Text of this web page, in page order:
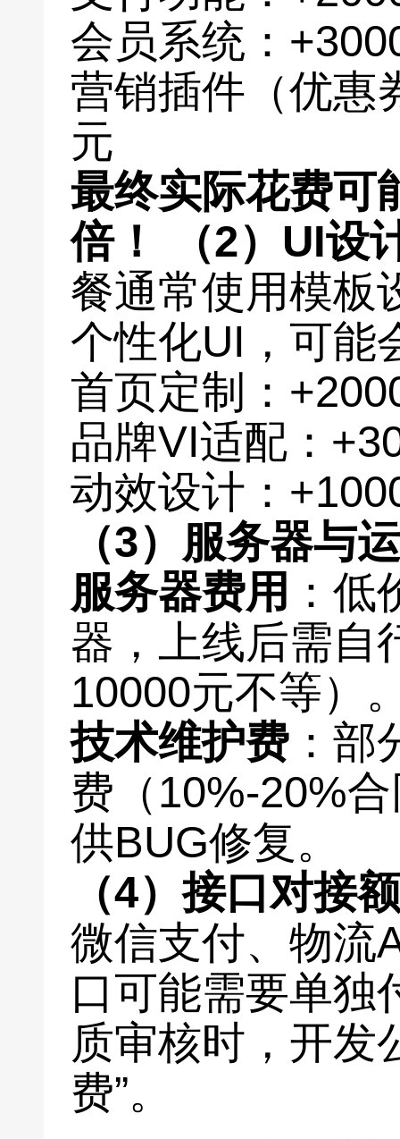
会员系统：
营销插件（优惠
元
最终实际花费可
倍！
（2）UI设
餐通常使用模板
个性化UI，可能
首页定制：
品牌VI适配：
动效设计：
（3）服务器与
服务器费用 ：
器，上线后需自
10000元不等）
技术维护费 ：
费（10%-20%
供BUG修复。
（4）接口对接
微信支付、物流
口可能需要单独
质审核时，开发
费”。